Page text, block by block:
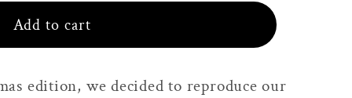
Add to cart
edition, we decided to reproduce our